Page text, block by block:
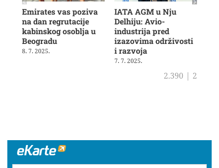
Emirates vas poziva
na dan regrutacije
kabinskog osoblja u
Beogradu
8. 7. 2025.
IATA AGM u Nju
Delhiju: Avio-
industrija pred
izazovima održivosti
i razvoja
7. 7. 2025.
2.390 | 2